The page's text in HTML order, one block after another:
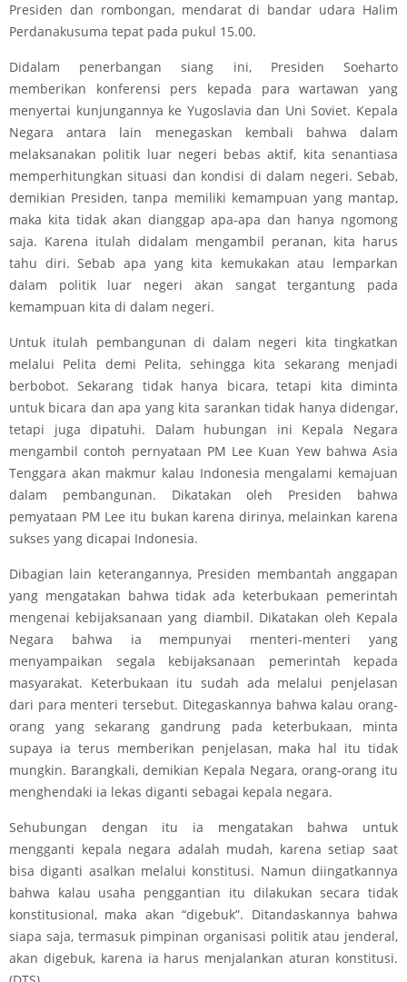
Presiden dan rombongan, mendarat di bandar udara Halim
Perdanakusuma tepat pada pukul 15.00.
Didalam penerbangan siang ini, Presiden Soeharto
memberikan konferensi pers kepada para wartawan yang
menyertai kunjungannya ke Yugoslavia dan Uni Soviet. Kepala
Negara antara lain menegaskan kembali bahwa dalam
melaksanakan politik luar negeri bebas aktif, kita senantiasa
memperhitungkan situasi dan kondisi di dalam negeri. Sebab,
demikian Presiden, tanpa memiliki kemampuan yang mantap,
maka kita tidak akan dianggap apa-apa dan hanya ngomong
saja. Karena itulah didalam mengambil peranan, kita harus
tahu diri. Sebab apa yang kita kemukakan atau lemparkan
dalam politik luar negeri akan sangat tergantung pada
kemampuan kita di dalam negeri.
Untuk itulah pembangunan di dalam negeri kita tingkatkan
melalui Pelita demi Pelita, sehingga kita sekarang menjadi
berbobot. Sekarang tidak hanya bicara, tetapi kita diminta
untuk bicara dan apa yang kita sarankan tidak hanya didengar,
tetapi juga dipatuhi. Dalam hubungan ini Kepala Negara
mengambil contoh pernyataan PM Lee Kuan Yew bahwa Asia
Tenggara akan makmur kalau Indonesia mengalami kemajuan
dalam pembangunan. Dikatakan oleh Presiden bahwa
pemyataan PM Lee itu bukan karena dirinya, melainkan karena
sukses yang dicapai Indonesia.
Dibagian lain keterangannya, Presiden membantah anggapan
yang mengatakan bahwa tidak ada keterbukaan pemerintah
mengenai kebijaksanaan yang diambil. Dikatakan oleh Kepala
Negara bahwa ia mempunyai menteri-menteri yang
menyampaikan segala kebijaksanaan pemerintah kepada
masyarakat. Keterbukaan itu sudah ada melalui penjelasan
dari para menteri tersebut. Ditegaskannya bahwa kalau orang-
orang yang sekarang gandrung pada keterbukaan, minta
supaya ia terus memberikan penjelasan, maka hal itu tidak
mungkin. Barangkali, demikian Kepala Negara, orang-orang itu
menghendaki ia lekas diganti sebagai kepala negara.
Sehubungan dengan itu ia mengatakan bahwa untuk
mengganti kepala negara adalah mudah, karena setiap saat
bisa diganti asalkan melalui konstitusi. Namun diingatkannya
bahwa kalau usaha penggantian itu dilakukan secara tidak
konstitusional, maka akan “digebuk”. Ditandaskannya bahwa
siapa saja, termasuk pimpinan organisasi politik atau jenderal,
akan digebuk, karena ia harus menjalankan aturan konstitusi.